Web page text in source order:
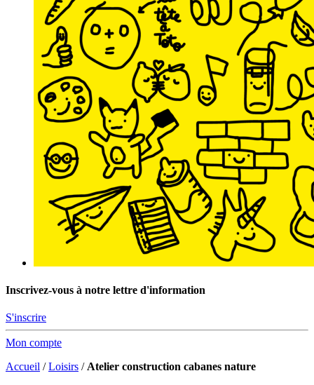
Inscrivez-vous à notre lettre d'information
S'inscrire
Mon compte
Accueil /Loisirs /Atelier construction cabanes nature